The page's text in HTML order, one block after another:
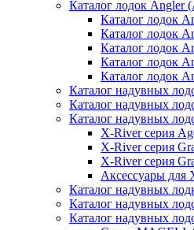
Каталог лодок Angler
Каталог лодок
Каталог лодок
Каталог лодок
Каталог лодок
Каталог лодок
Каталог надувных
Каталог надувных
Каталог надувных
X-River серия
X-River серия
X-River серия
Аксессуары для
Каталог надувных
Каталог надувных
Каталог надувных